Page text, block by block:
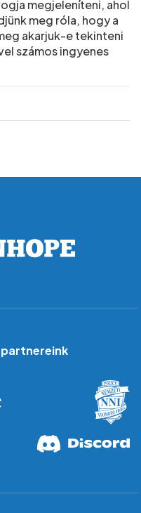
megjeleníteni, ahol
meg róla, hogy a
akarjuk-e tekinteni
számos ingyenes